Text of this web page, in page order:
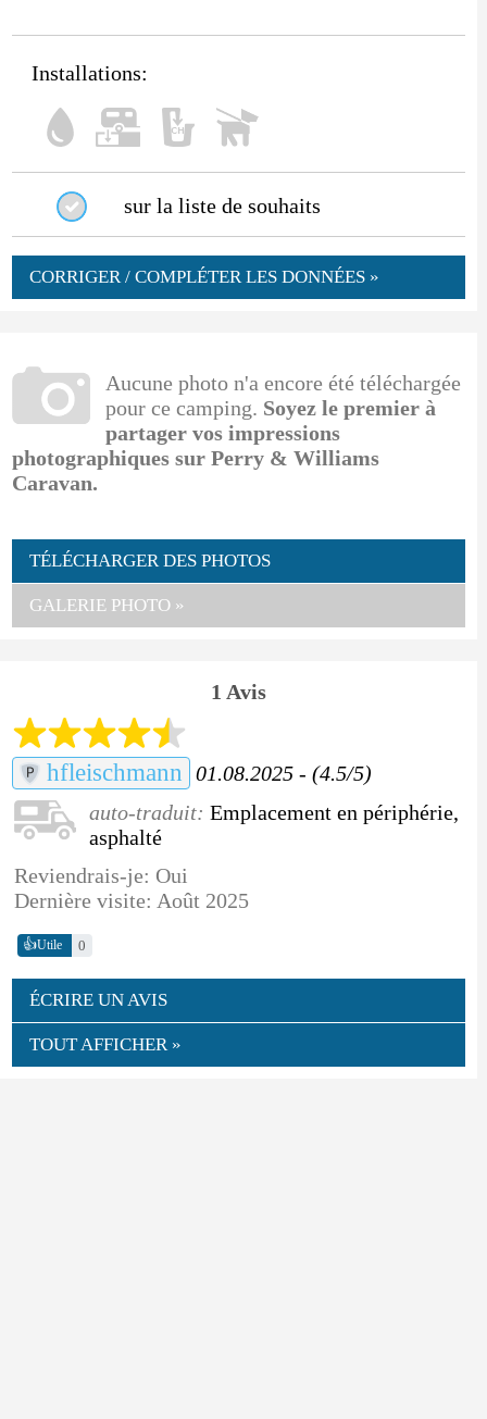
Installations:
sur la liste de souhaits
CORRIGER / COMPLÉTER LES DONNÉES »
Aucune photo n'a encore été téléchargée
pour ce camping. Soyez le premier à
partager vos impressions
photographiques sur Perry & Williams
Caravan.
TÉLÉCHARGER DES PHOTOS
GALERIE PHOTO »
1 Avis
hfleischmann
01.08.2025 - (4.5/5)
auto-traduit: Emplacement en périphérie,
asphalté
Reviendrais-je: Oui
Dernière visite: Août 2025
👍Utile 0
ÉCRIRE UN AVIS
TOUT AFFICHER »